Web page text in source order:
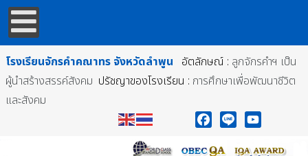
โรงเรียนจักรคำคณาทร จังหวัดลำพูน อัตลักษณ์ : ลูกจักรคำฯ เป็น
ผู้นำสร้างสรรค์สังคม ปรัชญาของโรงเรียน : การศึกษาเพื่อพัฒนาชีวิต
และสังคม